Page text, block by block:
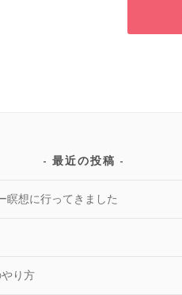
最近の投稿
瞑想に行ってきました
り方